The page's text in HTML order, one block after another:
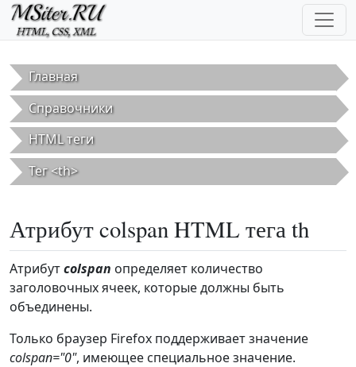
Перейти к основному содержанию
Главная
Справочники
HTML теги
Тег <th>
Атрибут colspan HTML тега th
Атрибутcolspan определяет количество
заголовочных ячеек, которые должны быть
объединены.
Только браузер Firefox поддерживает значение
colspan="0", имеющее специальное значение.